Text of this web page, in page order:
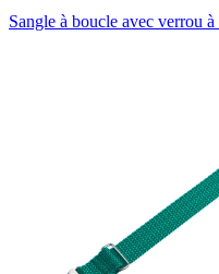
Sangle à boucle avec verrou